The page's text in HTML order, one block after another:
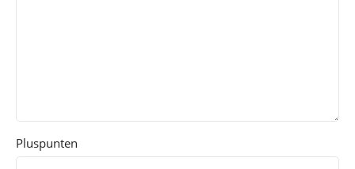
Pluspunten